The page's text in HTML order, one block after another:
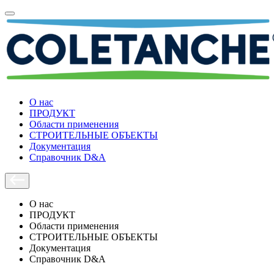
О нас
ПРОДУКТ
Области применения
СТРОИТЕЛЬНЫЕ ОБЪЕКТЫ
Документация
Справочник D&A
О нас
ПРОДУКТ
Области применения
СТРОИТЕЛЬНЫЕ ОБЪЕКТЫ
Документация
Справочник D&A